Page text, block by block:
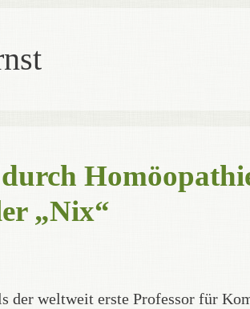
„Nix“
der weltweit erste Professor für